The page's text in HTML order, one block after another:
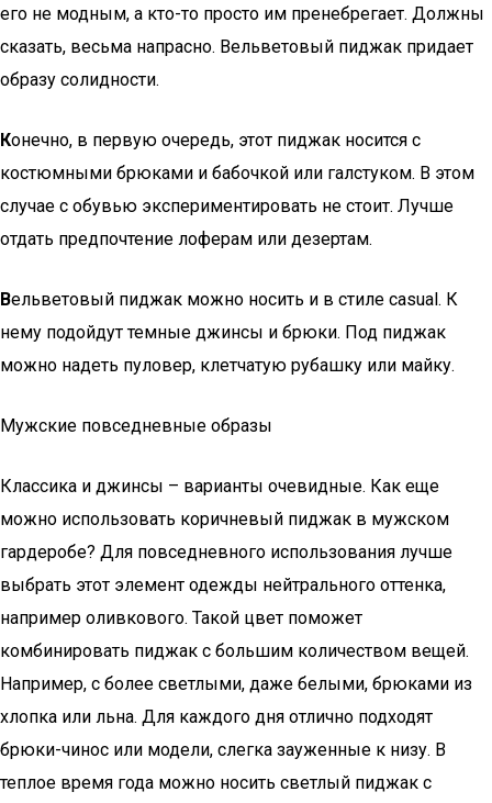
его не модным, а кто-то просто им пренебрегает. Должны
сказать, весьма напрасно. Вельветовый пиджак придает
образу солидности.
Конечно, в первую очередь, этот пиджак носится с
костюмными брюками и бабочкой или галстуком. В этом
случае с обувью экспериментировать не стоит. Лучше
отдать предпочтение лоферам или дезертам.
Вельветовый пиджак можно носить и в стиле casual. К
нему подойдут темные джинсы и брюки. Под пиджак
можно надеть пуловер, клетчатую рубашку или майку.
Мужские повседневные образы
Классика и джинсы – варианты очевидные. Как еще
можно использовать коричневый пиджак в мужском
гардеробе? Для повседневного использования лучше
выбрать этот элемент одежды нейтрального оттенка,
например оливкового. Такой цвет поможет
комбинировать пиджак с большим количеством вещей.
Например, с более светлыми, даже белыми, брюками из
хлопка или льна. Для каждого дня отлично подходят
брюки-чинос или модели, слегка зауженные к низу. В
теплое время года можно носить светлый пиджак с